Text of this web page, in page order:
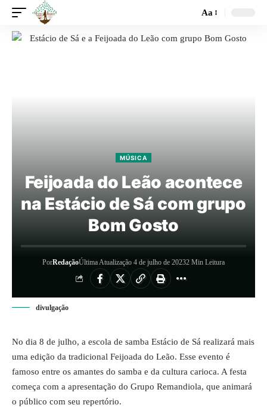
Aa
MÚSICA
Feijoada do Leão acontece
na Estácio de Sá com grupo
Bom Gosto
PorRedaçãoÚltima Atualização 4 de julho de 20232 Min Leitura
divulgação
No dia 8 de julho, a escola de samba Estácio de Sá realizará mais
uma edição da tradicional Feijoada do Leão. Esse evento é
famoso entre os amantes do samba e da cultura carioca. A festa
começa com a apresentação do Grupo Remandiola, que animará
o público com seu repertório.